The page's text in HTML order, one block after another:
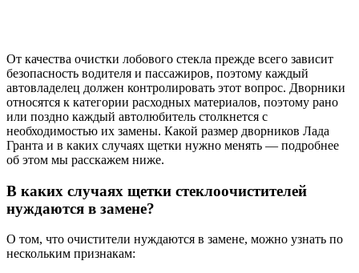
От качества очистки лобового стекла прежде всего зависит
безопасность водителя и пассажиров, поэтому каждый
автовладелец должен контролировать этот вопрос. Дворники
относятся к категории расходных материалов, поэтому рано
или поздно каждый автолюбитель столкнется с
необходимостью их замены. Какой размер дворников Лада
Гранта и в каких случаях щетки нужно менять — подробнее
об этом мы расскажем ниже.
В каких случаях щетки стеклоочистителей
нуждаются в замене?
О том, что очистители нуждаются в замене, можно узнать по
нескольким признакам: